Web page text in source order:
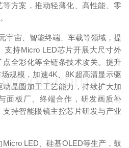
方案，推动轻薄化、高性能、零
宇宙、智能终端、车载等领域，提
支持Micro LED芯片开展大尺寸外
全彩化等全链条技术攻关。提升
规模，加速4K、8K超高清显示驱
晶圆加工工艺能力，持续扩大加
面板厂、终端合作，研发画质补
持智能眼镜主控芯片研发与产业
LED、硅基OLED等生产，鼓
）